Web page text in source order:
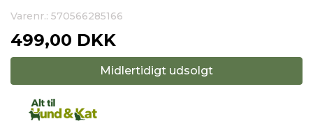
Varenr.: 570566285166
499,00 DKK
Midlertidigt udsolgt